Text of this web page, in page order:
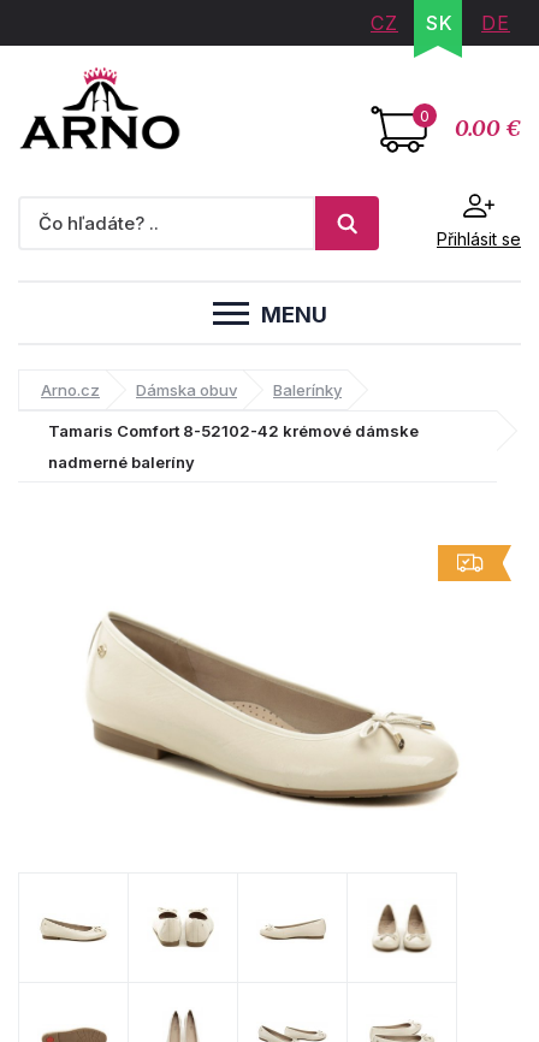
CZ SK DE
0 0.00 €
Přihlásit se
MENU
Arno.cz Dámska obuv Balerínky
Tamaris Comfort 8-52102-42 krémové dámske
nadmerné baleríny